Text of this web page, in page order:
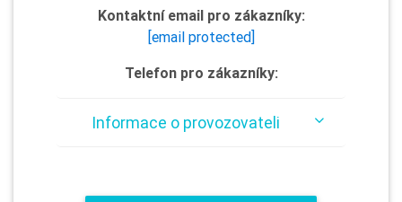
Kontaktní email pro zákazníky:
[email protected]
Telefon pro zákazníky:
Informace o provozovateli